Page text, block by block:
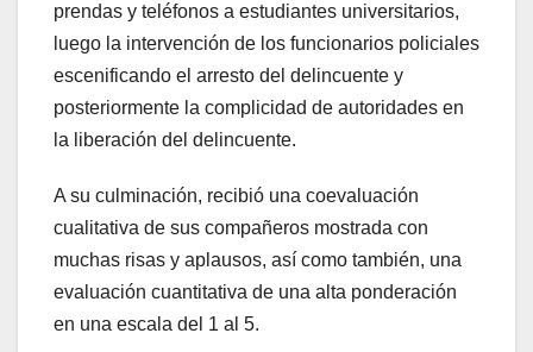
prendas y teléfonos a estudiantes universitarios,
luego la intervención de los funcionarios policiales
escenificando el arresto del delincuente y
posteriormente la complicidad de autoridades en
la liberación del delincuente.
A su culminación, recibió una coevaluación
cualitativa de sus compañeros mostrada con
muchas risas y aplausos, así como también, una
evaluación cuantitativa de una alta ponderación
en una escala del 1 al 5.